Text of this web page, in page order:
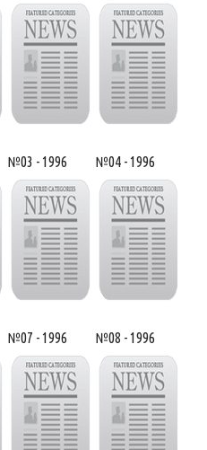
№03 - 1996 №04 - 1996
№07 - 1996 №08 - 1996